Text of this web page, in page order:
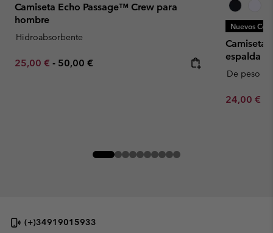
Camiseta Echo Passage™ Crew para
hombre
Hidroabsorbente
Minimum sale price:
25,00 € - Maximum price:
50,00 €
Nuevos
Camiseta
espalda
De peso
Minimum
24,00 €
(+)34919015933